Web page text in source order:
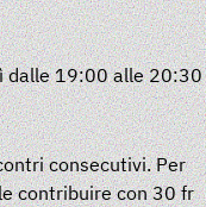
dalle 19:00 alle 20:30
consecutivi. Per
contribuire con 30 fr